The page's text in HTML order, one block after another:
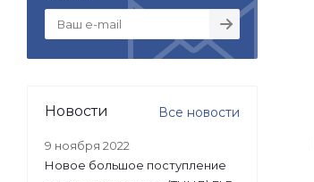
Новости Все новости
9 ноября 2022
Новое большое поступление